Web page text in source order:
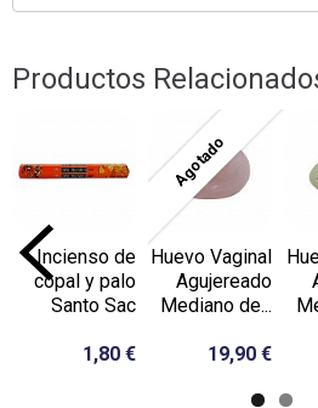
Productos
Incienso de
copal y palo
Santo Sac
1,80 €
Agotado
Huevo Vaginal
Agujereado
Mediano de...
19,90 €